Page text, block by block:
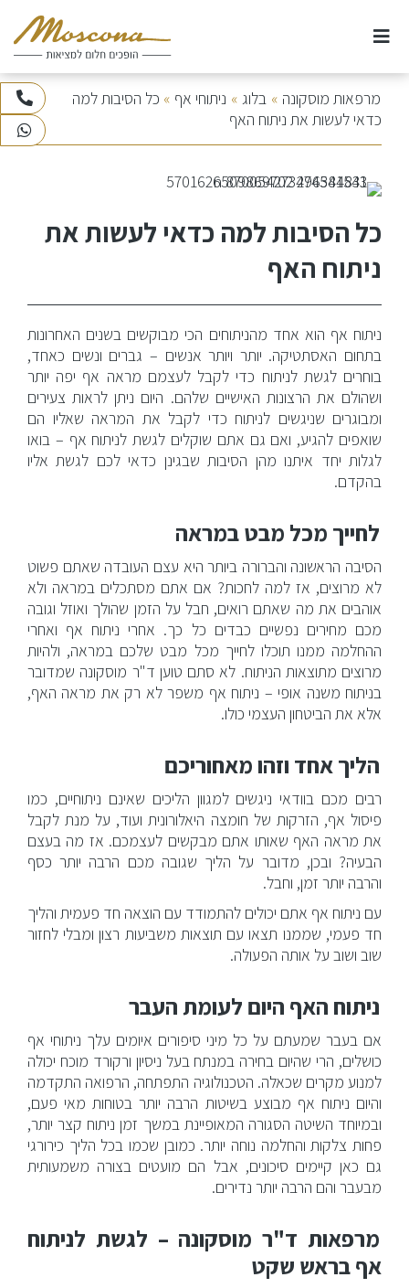
אודות
ניתוחי חזה
ניתוחי אף
ניתוחי פנים
טיפולי לייזר
הזרקות מתקדמות
טיפולי פנים לגברים
בלוג
צור קשר
073-3745100
מרפאות מוסקונה » בלוג » ניתוחי אף » כל הסיבות למה
כדאי לעשות את ניתוח האף
כל הסיבות למה כדאי לעשות את
ניתוח האף
ניתוח אף הוא אחד מהניתוחים הכי מבוקשים בשנים האחרונות
בתחום האסתטיקה. יותר ויותר אנשים – גברים ונשים כאחד,
בוחרים לגשת לניתוח כדי לקבל לעצמם מראה אף יפה יותר
ושהולם את הרצונות האישיים שלהם. היום ניתן לראות צעירים
ומבוגרים שניגשים לניתוח כדי לקבל את המראה שאליו הם
שואפים להגיע, ואם גם אתם שוקלים לגשת לניתוח אף – בואו
לגלות יחד איתנו מהן הסיבות שבגינן כדאי לכם לגשת אליו
בהקדם.
לחייך מכל מבט במראה
הסיבה הראשונה והברורה ביותר היא עצם העובדה שאתם פשוט
לא מרוצים, אז למה לחכות? אם אתם מסתכלים במראה ולא
אוהבים את מה שאתם רואים, חבל על הזמן שהולך ואוזל וגובה
מכם מחירים נפשיים כבדים כל כך. אחרי ניתוח אף ואחרי
ההחלמה ממנו תוכלו לחייך מכל מבט שלכם במראה, ולהיות
מרוצים מתוצאות הניתוח. לא סתם טוען ד"ר מוסקונה שמדובר
בניתוח משנה אופי – ניתוח אף משפר לא רק את מראה האף,
אלא את הביטחון העצמי כולו.
הליך אחד וזהו מאחוריכם
רבים מכם בוודאי ניגשים למגוון הליכים שאינם ניתוחיים, כמו
פיסול אף, הזרקות של חומצה היאלורונית ועוד, על מנת לקבל
את מראה האף שאותו אתם מבקשים לעצמכם. אז מה בעצם
הבעיה? ובכן, מדובר על הליך שגובה מכם הרבה יותר כסף
והרבה יותר זמן, וחבל.
עם ניתוח אף אתם יכולים להתמודד עם הוצאה חד פעמית והליך
חד פעמי, שממנו תצאו עם תוצאות משביעות רצון ומבלי לחזור
שוב ושוב על אותה הפעולה.
ניתוח האף היום לעומת העבר
אם בעבר שמעתם על כל מיני סיפורים איומים עלך ניתוחי אף
כושלים, הרי שהיום בחירה במנתח בעל ניסיון ורקורד מוכח יכולה
למנוע מקרים שכאלה. הטכנולוגיה התפתחה, הרפואה התקדמה
והיום ניתוח אף מבוצע בשיטות הרבה יותר בטוחות מאי פעם,
ובמיוחד השיטה הסגורה המאופיינת במשך זמן ניתוח קצר יותר,
פחות צלקות והחלמה נוחה יותר. כמובן שכמו בכל הליך כירורגי
גם כאן קיימים סיכונים, אבל הם מועטים בצורה משמעותית
מבעבר והם הרבה יותר נדירים.
מרפאות ד"ר מוסקונה – לגשת לניתוח
אף בראש שקט